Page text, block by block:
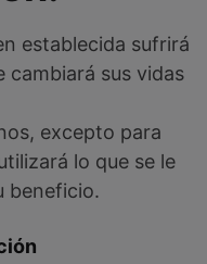
establecida sufrirá
cambiará sus vidas
excepto para
lo que se le
beneficio.